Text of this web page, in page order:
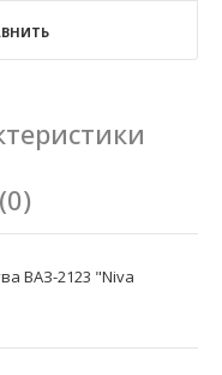
ВАЗ-2123 "Niva